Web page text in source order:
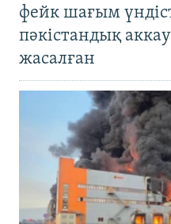
фейк шағым
пәкістандық
жасалған